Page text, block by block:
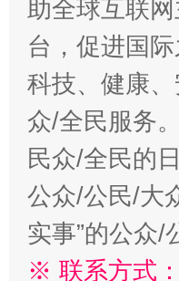
助全球互联
台，促进国
科技、健康
众/全民服务
民众/全民的
公众/公民/大
实事”的公众/
※ 联系方式：